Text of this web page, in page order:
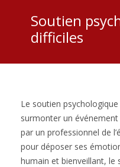
Soutien
difficiles
Le soutien
surmonter un
par un professionnel de
pour déposer ses
humain et bienveillant, le